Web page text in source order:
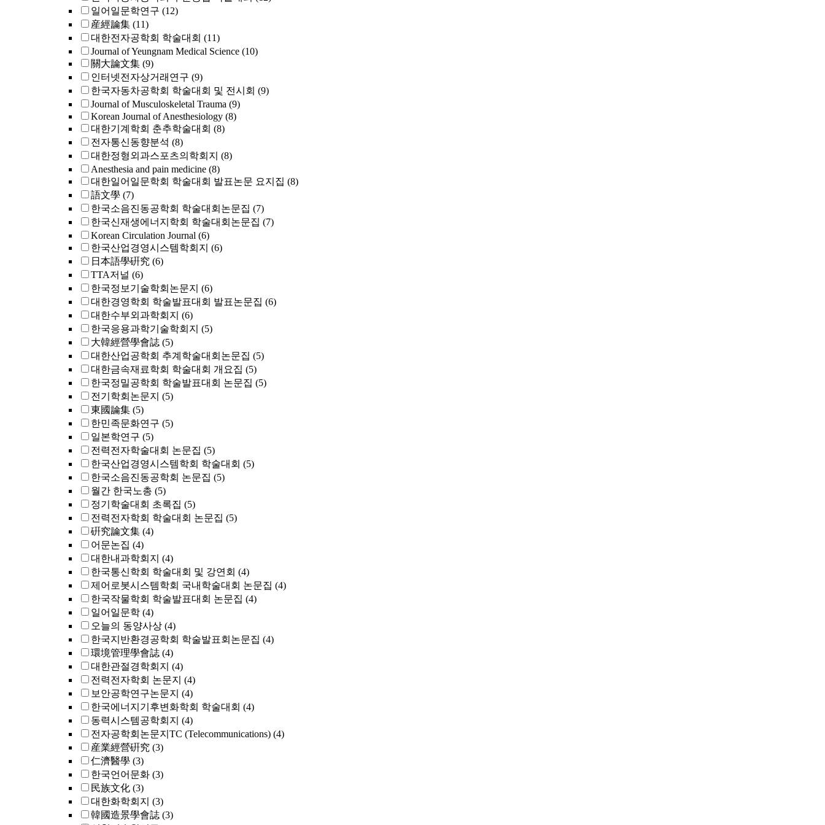
일어일문학연구 (12)
産經論集 (11)
대한전자공학회 학술대회 (11)
Journal of Yeungnam Medical Science (10)
關大論文集 (9)
인터넷전자상거래연구 (9)
한국자동차공학회 학술대회 및 전시회 (9)
Journal of Musculoskeletal Trauma (9)
Korean Journal of Anesthesiology (8)
대한기계학회 춘추학술대회 (8)
전자통신동향분석 (8)
대한정형외과스포츠의학회지 (8)
Anesthesia and pain medicine (8)
대한일어일문학회 학술대회 발표논문 요지집 (8)
語文學 (7)
한국소음진동공학회 학술대회논문집 (7)
한국신재생에너지학회 학술대회논문집 (7)
Korean Circulation Journal (6)
한국산업경영시스템학회지 (6)
日本語學硏究 (6)
TTA저널 (6)
한국정보기술학회논문지 (6)
대한경영학회 학술발표대회 발표논문집 (6)
대한수부외과학회지 (6)
한국응용과학기술학회지 (5)
大韓經營學會誌 (5)
대한산업공학회 추계학술대회논문집 (5)
대한금속재료학회 학술대회 개요집 (5)
한국정밀공학회 학술발표대회 논문집 (5)
전기학회논문지 (5)
東國論集 (5)
한민족문화연구 (5)
일본학연구 (5)
전력전자학술대회 논문집 (5)
한국산업경영시스템학회 학술대회 (5)
한국소음진동공학회 논문집 (5)
월간 한국노총 (5)
정기학술대회 초록집 (5)
전력전자학회 학술대회 논문집 (5)
硏究論文集 (4)
어문논집 (4)
대한내과학회지 (4)
한국통신학회 학술대회 및 강연회 (4)
제어로봇시스템학회 국내학술대회 논문집 (4)
한국작물학회 학술발표대회 논문집 (4)
일어일문학 (4)
오늘의 동양사상 (4)
한국지반환경공학회 학술발표회논문집 (4)
環境管理學會誌 (4)
대한관절경학회지 (4)
전력전자학회 논문지 (4)
보안공학연구논문지 (4)
한국에너지기후변화학회 학술대회 (4)
동력시스템공학회지 (4)
전자공학회논문지TC (Telecommunications) (4)
産業經營硏究 (3)
仁濟醫學 (3)
한국언어문화 (3)
民族文化 (3)
대한화학회지 (3)
韓國造景學會誌 (3)